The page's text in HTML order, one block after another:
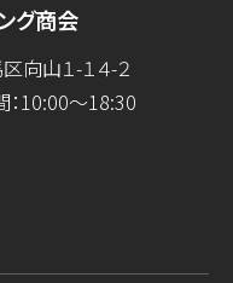
グ商会
山１-１４-２
10:00～18:30